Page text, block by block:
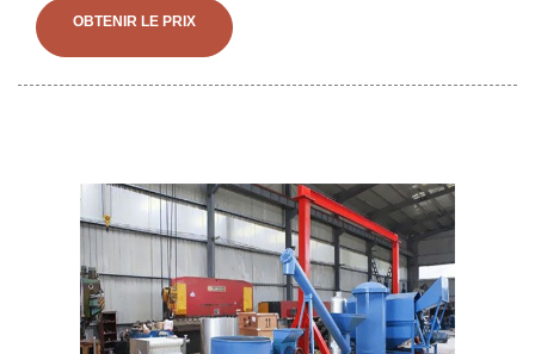
de raffinage d'huile de palmiste à fabriquer. Achetez une machine de
pressage d'huile à vis de palmiste/son de riz auprès d'une machine
OBTENIR LE PRIX